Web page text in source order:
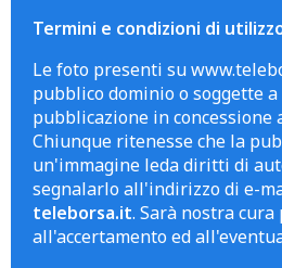
Termini e condizioni di
Le foto presenti su
pubblico dominio o soggette
pubblicazione in concessione
Chiunque ritenesse che la
un'immagine leda diritti di
segnalarlo all'indirizzo di e-
teleborsa.it. Sarà nostra cura
all'accertamento ed